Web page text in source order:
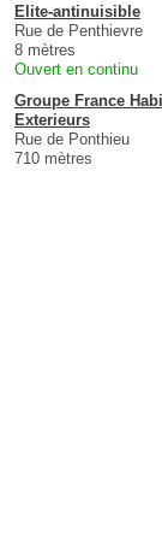
Elite-antinuisible
Rue de Penthievre
8 mètres
Ouvert en continu
Groupe France
Exterieurs
Rue de Ponthieu
710 mètres